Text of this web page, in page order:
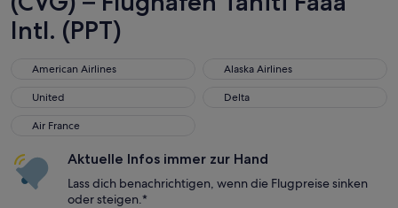
Intl. (PPT)
American Airlines
American Airlines Alaska Airlines
Alaska Airlines
United
United Delta
Delta
Air France
Air France
Aktuelle Infos immer zur Hand
Lass dich benachrichtigen, wenn die Flugpreise sinken
oder steigen.*